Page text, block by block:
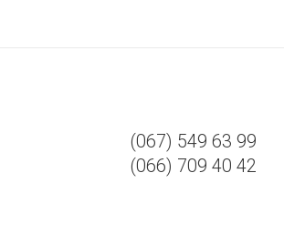
(067) 549 63 99
(066) 709 40 42